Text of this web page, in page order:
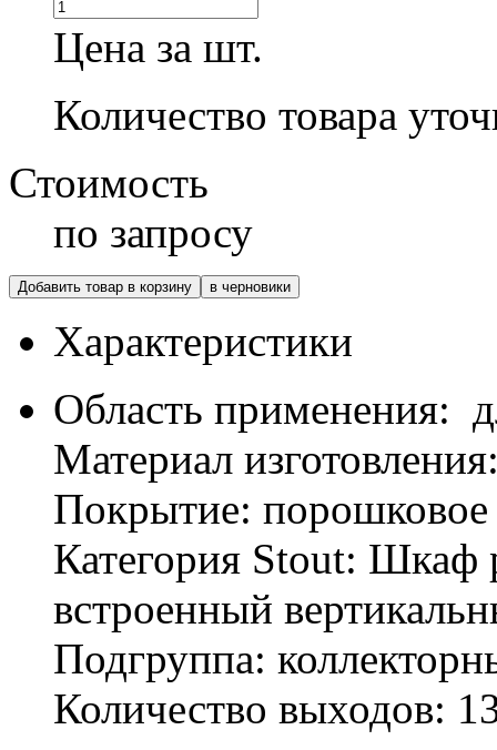
Цена за шт.
Количество товара
Стоимость
по запросу
Добавить товар в корзину в черновики
Характеристики
Область применения:
Материал
Покрытие:
Категория Stout: Шкаф
встроенный
Подгруппа:
Количество выходов: